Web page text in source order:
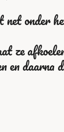
onder
ze
en daarna